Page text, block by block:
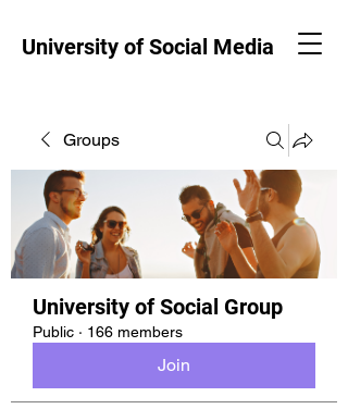
University of Social Media
Groups
University of Social Group
Public · 166 members
Join